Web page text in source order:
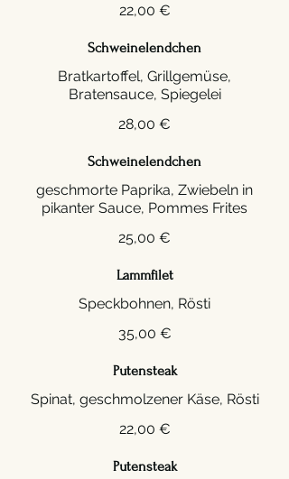
22,00 €
Schweinelendchen
Bratkartoffel, Grillgemüse,
Bratensauce, Spiegelei
28,00 €
Schweinelendchen
geschmorte Paprika, Zwiebeln in
25,00 €
Lammfilet
35,00 €
Putensteak
Spinat, geschmolzener Käse, Rösti
22,00 €
Putensteak